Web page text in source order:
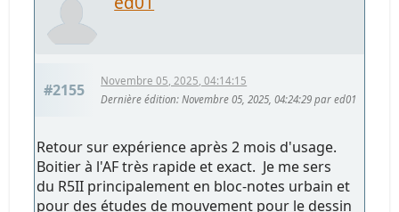
#2155
Novembre 05, 2025, 04:14:15
Dernière édition: Novembre 05, 2025, 04:24:29 par ed01
Retour sur expérience après 2 mois d'usage.
Boitier à l'AF très rapide et exact. Je me sers
du R5II principalement en bloc-notes urbain et
pour des études de mouvement pour le dessin